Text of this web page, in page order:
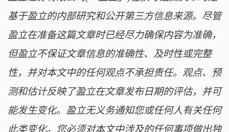
基于盈立的内部研究和公开第三方信息来源。尽管
盈立在准备这篇文章时已经尽力确保内容为准确，
但盈立不保证文章信息的准确性、及时性或完整
性，并对本文中的任何观点不承担责任。观点、预
测和估计反映了盈立在文章发布日期的评估，并可
能发生变化。盈立无义务通知您或任何人有关任何
此类变化。您必须对本文中涉及的任何事项做出独